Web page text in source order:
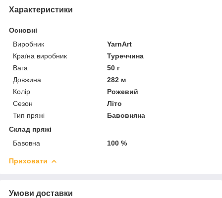
Характеристики
Основні
Виробник
YarnArt
Країна виробник
Туреччина
Вага
50 г
Довжина
282 м
Колір
Рожевий
Сезон
Літо
Тип пряжі
Бавовняна
Склад пряжі
Бавовна
100 %
Приховати
Умови доставки